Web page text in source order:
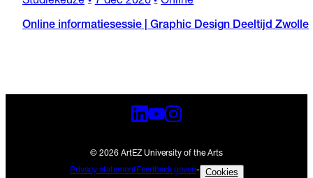
Online informatiesessie | Graphic Design Deeltijd Zwolle
© 2026 ArtEZ University of the Arts
Privacy statementFeedback geven- Cookies